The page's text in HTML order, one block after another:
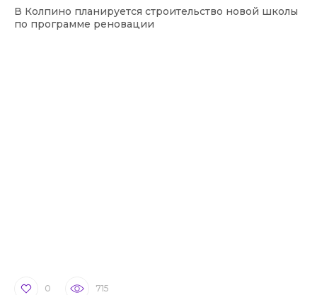
В Колпино планируется строительство новой школы
по программе реновации
0 715